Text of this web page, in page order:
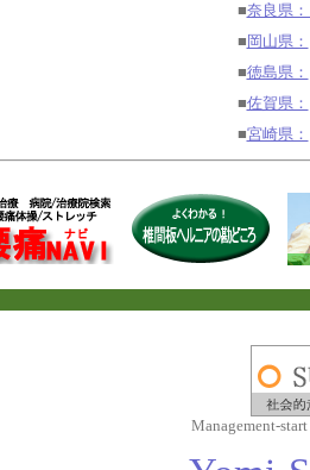
■奈良県
■ 岡山県：
■徳島県：
■佐賀県：
■宮崎県：
Management-